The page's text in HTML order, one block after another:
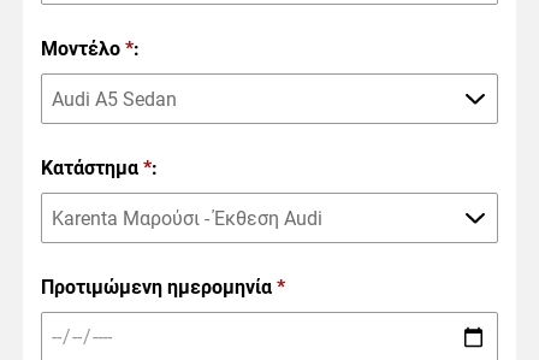
Μοντέλο *:
Audi A5 Sedan
Κατάστημα *:
Karenta Μαρούσι - Έκθεση Audi
Προτιμώμενη ημερομηνία *